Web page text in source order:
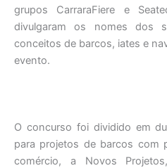
grupos CarraraFiere e
divulgaram os nomes dos
conceitos de barcos, iates e
evento.
O concurso foi dividido em
para projetos de barcos com
comércio, a Novos